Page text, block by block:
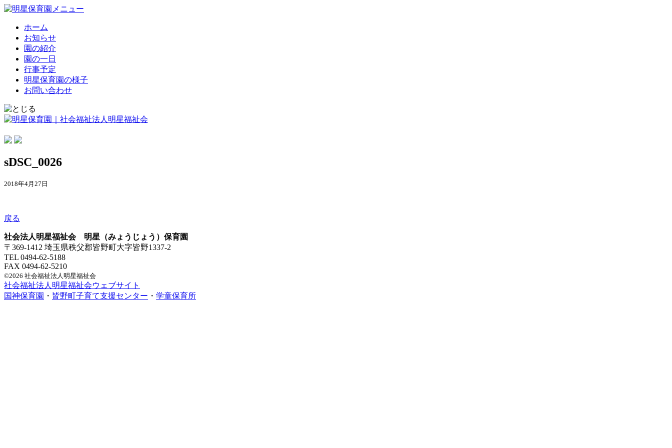
ホーム
お知らせ
園の紹介
園の一日
行事予定
明星保育園の様子
お問い合わせ
sDSC_0026
2018年4月27日
戻る
社会法人明星福祉会 明星（みょうじょう）保育園
〒369-1412 埼玉県秩父郡皆野町大字皆野1337-2
TEL 0494-62-5188
FAX 0494-62-5210
©2026 社会福祉法人明星福祉会
社会福祉法人明星福祉会ウェブサイト
国神保育園 ・ 皆野町子育て支援センター ・ 学童保育所